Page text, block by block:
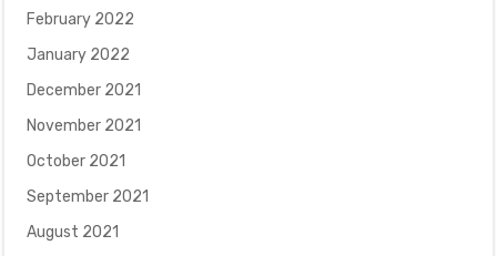
February 2022
January 2022
December 2021
November 2021
October 2021
September 2021
August 2021